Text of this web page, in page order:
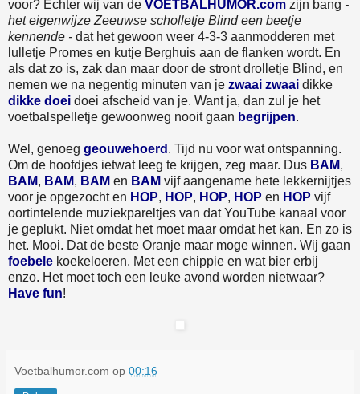
voor? Echter wij van de VOETBALHUMOR.com zijn bang -
het eigenwijze Zeeuwse scholletje Blind een beetje
kennende - dat het gewoon weer 4-3-3 aanmodderen met
lulletje Promes en kutje Berghuis aan de flanken wordt. En
als dat zo is, zak dan maar door de stront drolletje Blind, en
nemen we na negentig minuten van je zwaai zwaai dikke
dikke doei doei afscheid van je. Want ja, dan zul je het
voetbalspelletje gewoonweg nooit gaan begrijpen.
Wel, genoeg geouwehoerd . Tijd nu voor wat ontspanning.
Om de hoofdjes ietwat leeg te krijgen, zeg maar. Dus BAM,
BAM, BAM, BAM en BAM vijf aangename hete lekkernijtjes
voor je opgezocht en HOP, HOP, HOP, HOP en HOP vijf
oortintelende muziekpareltjes van dat YouTube kanaal voor
je geplukt. Niet omdat het moet maar omdat het kan. En zo is
het. Mooi. Dat de beste Oranje maar moge winnen. Wij gaan
foebele koekeloeren. Met een chippie en wat bier erbij
enzo. Het moet toch een leuke avond worden nietwaar?
Have fun!
Voetbalhumor.com op 00:16